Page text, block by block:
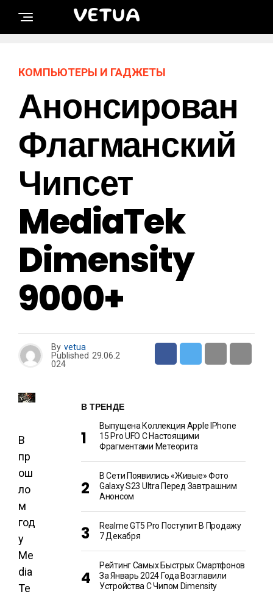
VETUA
КОМПЬЮТЕРЫ И ГАДЖЕТЫ
Анонсирован
Флагманский
Чипсет
MediaTek
Dimensity
9000+
By vetua
Published 29.06.2
024
В
пр
ош
ло
м
год
у
Me
dia
Te
В ТРЕНДЕ
Выпущена Коллекция Apple IPhone
15 Pro UFO С Настоящими
Фрагментами Метеорита
В Сети Появились «живые» Фото
Galaxy S23 Ultra Перед Завтрашним
Анонсом
Realme GT5 Pro Поступит В Продажу
7 Декабря
Рейтинг Самых Быстрых Смартфонов
За Январь 2024 Года Возглавили
Устройства С Чипом Dimensity